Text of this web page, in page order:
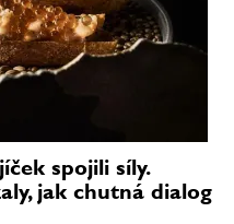
spojili síly.
jak chutná dialog